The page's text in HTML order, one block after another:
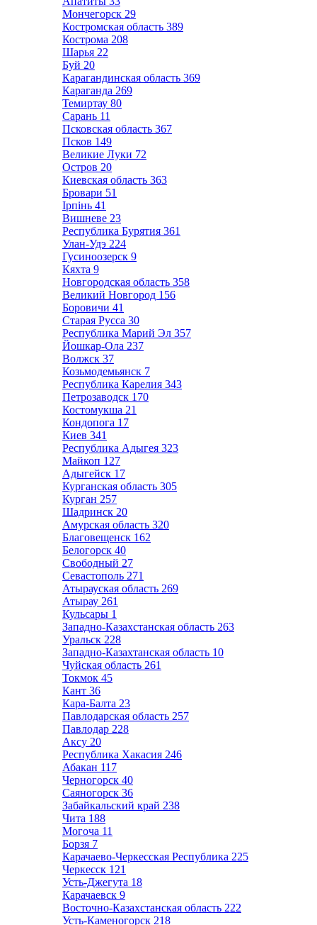
Мончегорск 29
Костромская область 389
Кострома 208
Шарья 22
Буй 20
Карагандинская область 369
Караганда 269
Темиртау 80
Сарань 11
Псковская область 367
Псков 149
Великие Луки 72
Остров 20
Киевская область 363
Бровари 51
Ірпінь 41
Вишневе 23
Республика Бурятия 361
Улан-Удэ 224
Гусиноозерск 9
Кяхта 9
Новгородская область 358
Великий Новгород 156
Боровичи 41
Старая Русса 30
Республика Марий Эл 357
Йошкар-Ола 237
Волжск 37
Козьмодемьянск 7
Республика Карелия 343
Петрозаводск 170
Костомукша 21
Кондопога 17
Киев 341
Республика Адыгея 323
Майкоп 127
Адыгейск 17
Курганская область 305
Курган 257
Шадринск 20
Амурская область 320
Благовещенск 162
Белогорск 40
Свободный 27
Севастополь 271
Атырауская область 269
Атырау 261
Кульсары 1
Западно-Казахстанская область 263
Уральск 228
Западно-Казахтанская область 10
Чуйская область 261
Токмок 45
Кант 36
Кара-Балта 23
Павлодарская область 257
Павлодар 228
Аксу 20
Республика Хакасия 246
Абакан 117
Черногорск 40
Саяногорск 36
Забайкальский край 238
Чита 188
Могоча 11
Борзя 7
Карачаево-Черкесская Республика 225
Черкесск 121
Усть-Джегута 18
Карачаевск 9
Восточно-Казахстанская область 222
Усть-Каменогорск 218